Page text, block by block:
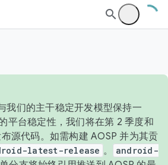
我们的主干稳定开发模型保持一
平台稳定性，我们将在第 2 季度和
源代码。如需构建 AOSP 并为其贡
latest-release 。
android-